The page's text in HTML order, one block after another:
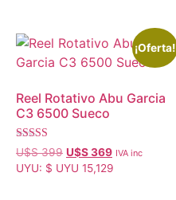
¡Oferta!
Reel Rotativo Abu Garcia
C3 6500 Sueco
Valorado con
5.00
de 5
U$S399 U$S369 IVA inc
UYU: $ UYU 15,129